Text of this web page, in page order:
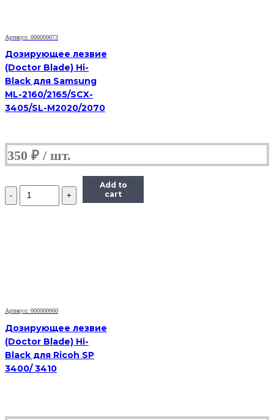
Артикул: 000000073
Дозирующее лезвие
(Doctor Blade) Hi-
Black для Samsung
ML-2160/2165/SCX-
3405/SL-M2020/2070
350 ₽
Количество
Дозирующее
Add to
cart
Артикул: 000000060
Дозирующее лезвие
(Doctor Blade) Hi-
Black для Ricoh SP
3400/ 3410